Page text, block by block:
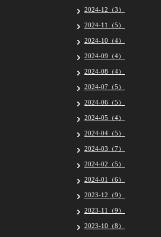
2024-12（3）
2024-11（5）
2024-10（4）
2024-09（4）
2024-08（4）
2024-07（5）
2024-06（5）
2024-05（4）
2024-04（5）
2024-03（7）
2024-02（5）
2024-01（6）
2023-12（9）
2023-11（9）
2023-10（8）